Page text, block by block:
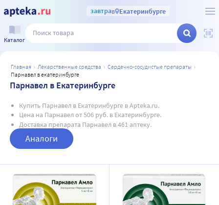
завтрав Екатеринбурге
Каталог
главная лекарственные средства
сердечно-сосудистые препараты
парнавел в екатеринбурге
Парнавел в Екатеринбурге
Купить Парнавел в Екатеринбурге в Apteka.ru.
Цена на Парнавел от 506 руб. в Екатеринбурге.
Доставка препарата Парнавел в 461 аптеку.
Аналоги